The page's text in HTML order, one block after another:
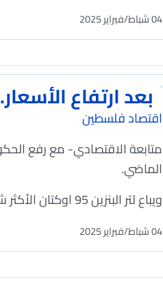
04 شباط/فبراير 2025
بعد ارتفاع
اقتصاد فلسطين
متابعة الاقتصادي- مع رفع
الماضي.
ويباع لتر البنزين 95 اوكتان الأكثر شعبية هذا الشهر مقابل 7.09 مقارنة مع 7.01 في الشهر الذي سبقه.
04 شباط/فبراير 2025